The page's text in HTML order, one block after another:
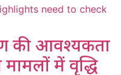
की आवश्यकता
में वृद्धि